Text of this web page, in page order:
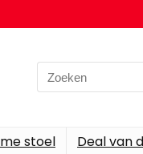
Search
for:
stoel Deal van